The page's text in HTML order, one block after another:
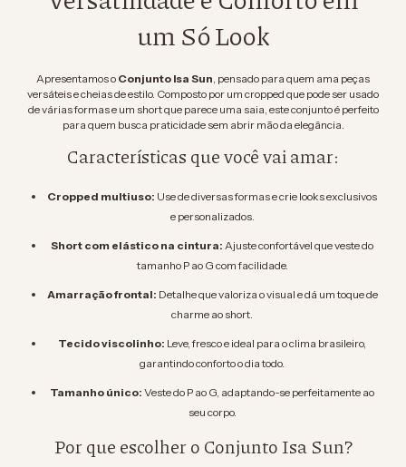
um Só Look
Apresentamos o Conjunto Isa Sun , pensado para quem ama peças
versáteis e cheias de estilo. Composto por um cropped que pode ser usado
de várias formas e um short que parece uma saia, este conjunto é perfeito
para quem busca praticidade sem abrir mão da elegância.
Características que você vai amar:
Cropped multiuso: Use de diversas formas e crie looks exclusivos
e personalizados.
Short com elástico na cintura: Ajuste confortável que veste do
tamanho P ao G com facilidade.
Amarração frontal: Detalhe que valoriza o visual e dá um toque de
charme ao short.
Tecido viscolinho: Leve, fresco e ideal para o clima brasileiro,
garantindo conforto o dia todo.
Tamanho único: Veste do P ao G, adaptando-se perfeitamente ao
seu corpo.
Por que escolher o Conjunto Isa Sun?